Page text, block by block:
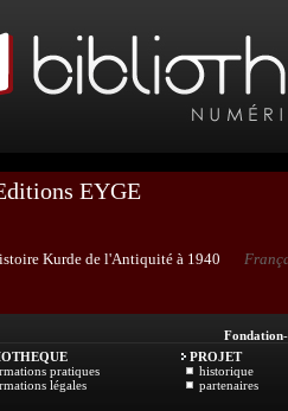
EYGE
Kurde de l'Antiquité à 1940
Fondation
pratiques
légales
PROJET
historique
partenaires